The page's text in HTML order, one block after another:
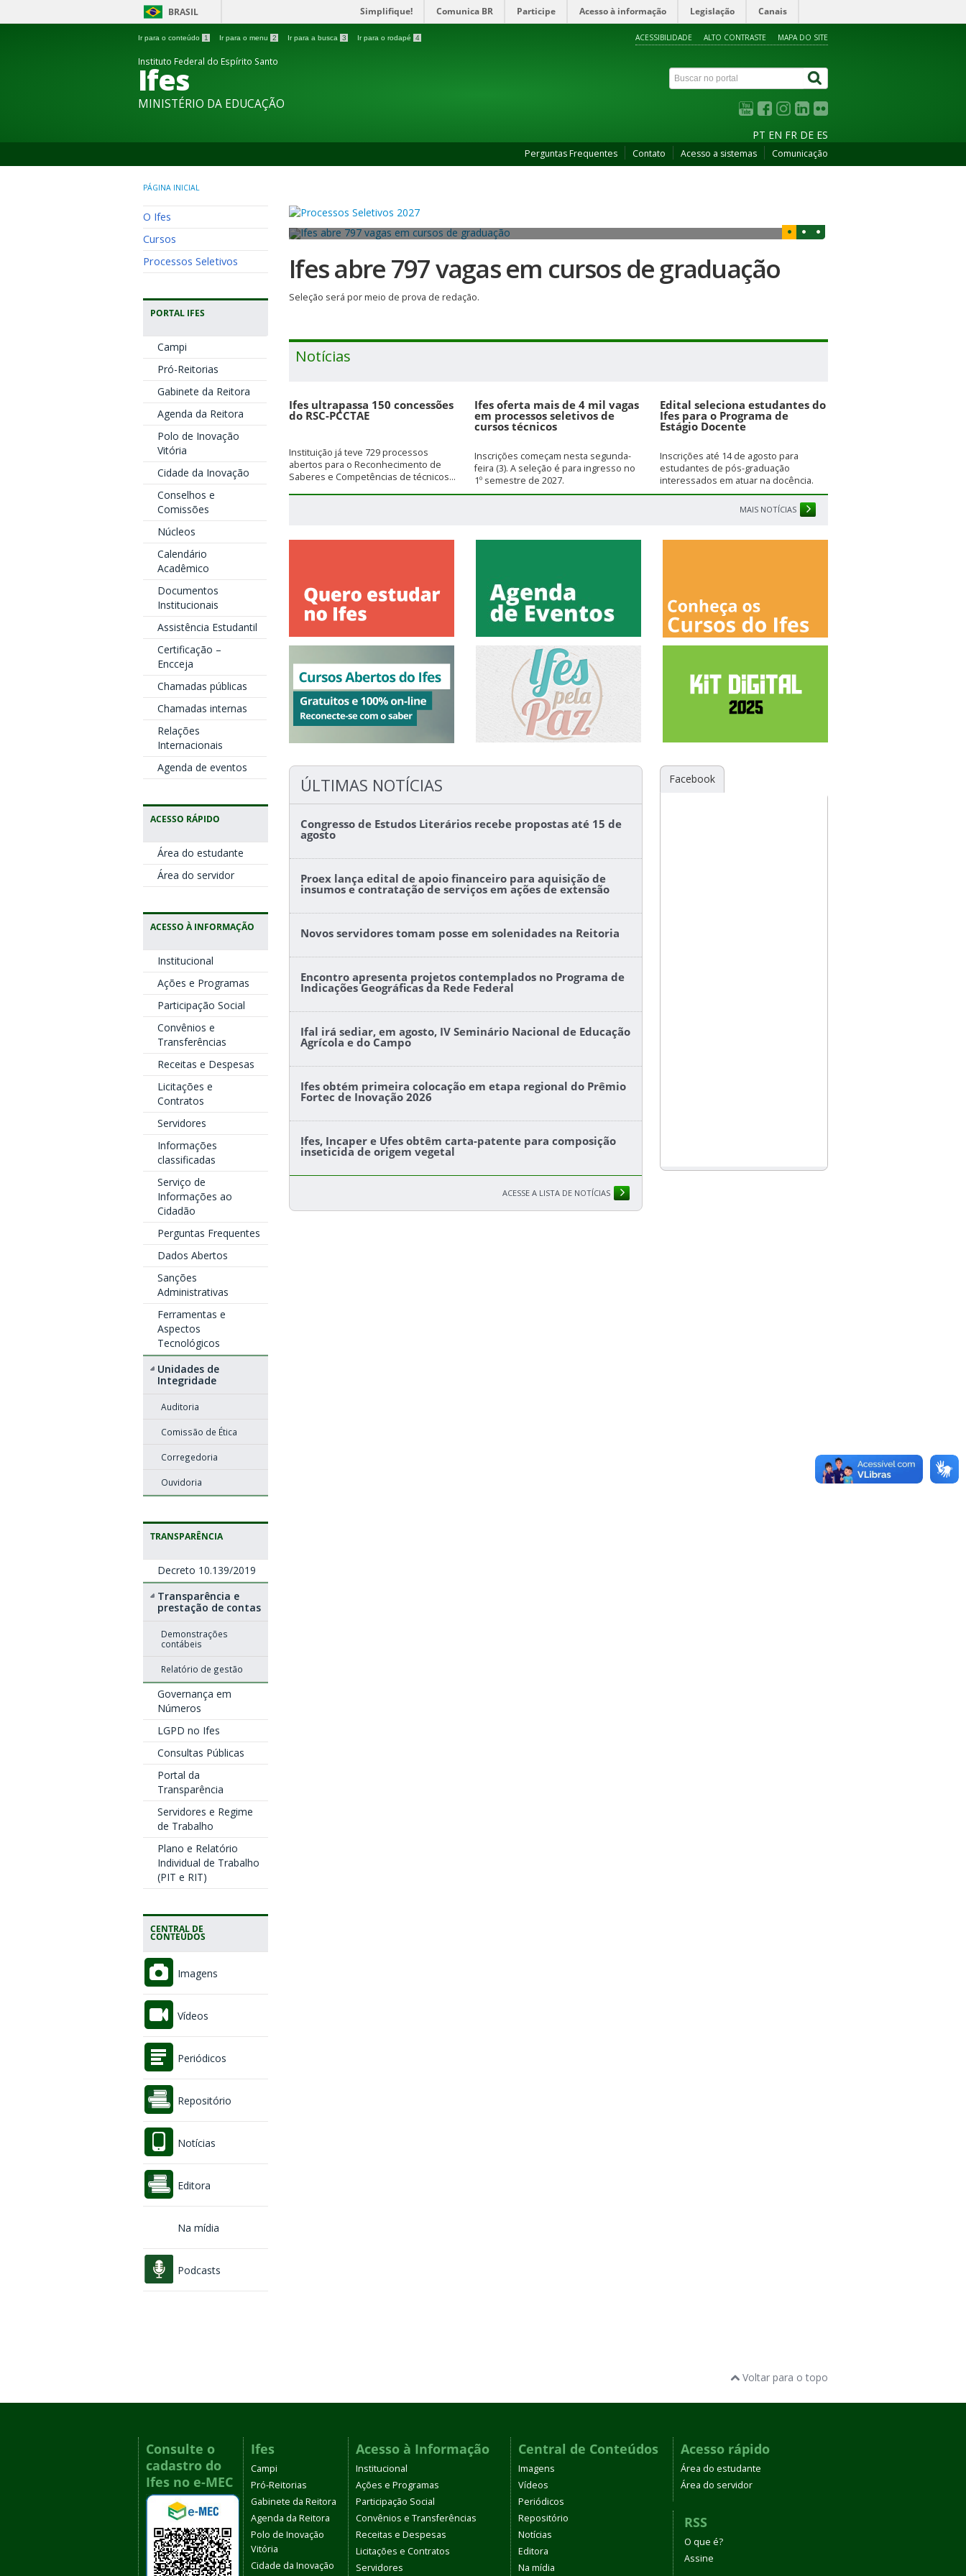
BRASIL Simplifique! Comunica BR Participe Acesso à informação Legislação Canais
Ir para o conteúdo 1 Ir para o menu 2 Ir para a busca 3 Ir para o rodapé 4 ACESSIBILIDADE ALTO CONTRASTE MAPA DO SITE
Instituto Federal do Espírito Santo
Ifes
MINISTÉRIO DA EDUCAÇÃO
PT EN FR DE ES
Perguntas Frequentes Contato Acesso a sistemas Comunicação
PÁGINA INICIAL
O Ifes
Cursos
Processos Seletivos
PORTAL IFES
Campi
Pró-Reitorias
Gabinete da Reitora
Agenda da Reitora
Polo de Inovação
Vitória
Cidade da Inovação
Conselhos e
Comissões
Núcleos
Calendário
Acadêmico
Documentos
Institucionais
Assistência Estudantil
Certificação –
Encceja
Chamadas públicas
Chamadas internas
Relações
Internacionais
Agenda de eventos
ACESSO RÁPIDO
Área do estudante
Área do servidor
ACESSO À INFORMAÇÃO
Institucional
Ações e Programas
Participação Social
Convênios e
Transferências
Receitas e Despesas
Licitações e
Contratos
Servidores
Informações
classificadas
Serviço de
Informações ao
Cidadão
Perguntas Frequentes
Dados Abertos
Sanções
Administrativas
Ferramentas e
Aspectos
Tecnológicos
Unidades de
Integridade
Auditoria
Comissão de Ética
Corregedoria
Ouvidoria
TRANSPARÊNCIA
Decreto 10.139/2019
Transparência e
prestação de contas
Demonstrações
contábeis
Relatório de gestão
Governança em
Números
LGPD no Ifes
Consultas Públicas
Portal da
Transparência
Servidores e Regime
de Trabalho
Plano e Relatório
Individual de Trabalho
(PIT e RIT)
CENTRAL DE
CONTEÚDOS
Imagens
Vídeos
Periódicos
Repositório
Notícias
Editora
Na mídia
Podcasts
Ifes abre 797 vagas em cursos de graduação
Seleção será por meio de prova de redação.
Notícias
Ifes ultrapassa 150 concessões
do RSC-PCCTAE
Instituição já teve 729 processos
abertos para o Reconhecimento de
Saberes e Competências de técnicos...
Ifes oferta mais de 4 mil vagas
em processos seletivos de
cursos técnicos
Inscrições começam nesta segunda-
feira (3). A seleção é para ingresso no
1º semestre de 2027.
Edital seleciona estudantes do
Ifes para o Programa de
Estágio Docente
Inscrições até 14 de agosto para
estudantes de pós-graduação
interessados em atuar na docência.
MAIS NOTÍCIAS
ÚLTIMAS NOTÍCIAS
Congresso de Estudos Literários recebe propostas até 15 de
agosto
Proex lança edital de apoio financeiro para aquisição de
insumos e contratação de serviços em ações de extensão
Novos servidores tomam posse em solenidades na Reitoria
Encontro apresenta projetos contemplados no Programa de
Indicações Geográficas da Rede Federal
Ifal irá sediar, em agosto, IV Seminário Nacional de Educação
Agrícola e do Campo
Ifes obtém primeira colocação em etapa regional do Prêmio
Fortec de Inovação 2026
Ifes, Incaper e Ufes obtêm carta-patente para composição
inseticida de origem vegetal
ACESSE A LISTA DE NOTÍCIAS
Facebook
Voltar para o topo
Consulte o
cadastro do
Ifes no e-MEC
Ifes
Campi
Pró-Reitorias
Gabinete da Reitora
Agenda da Reitora
Polo de Inovação
Vitória
Cidade da Inovação
Acesso à Informação
Institucional
Ações e Programas
Participação Social
Convênios e Transferências
Receitas e Despesas
Licitações e Contratos
Servidores
Central de Conteúdos
Imagens
Vídeos
Periódicos
Repositório
Notícias
Editora
Na mídia
Acesso rápido
Área do estudante
Área do servidor
RSS
O que é?
Assine